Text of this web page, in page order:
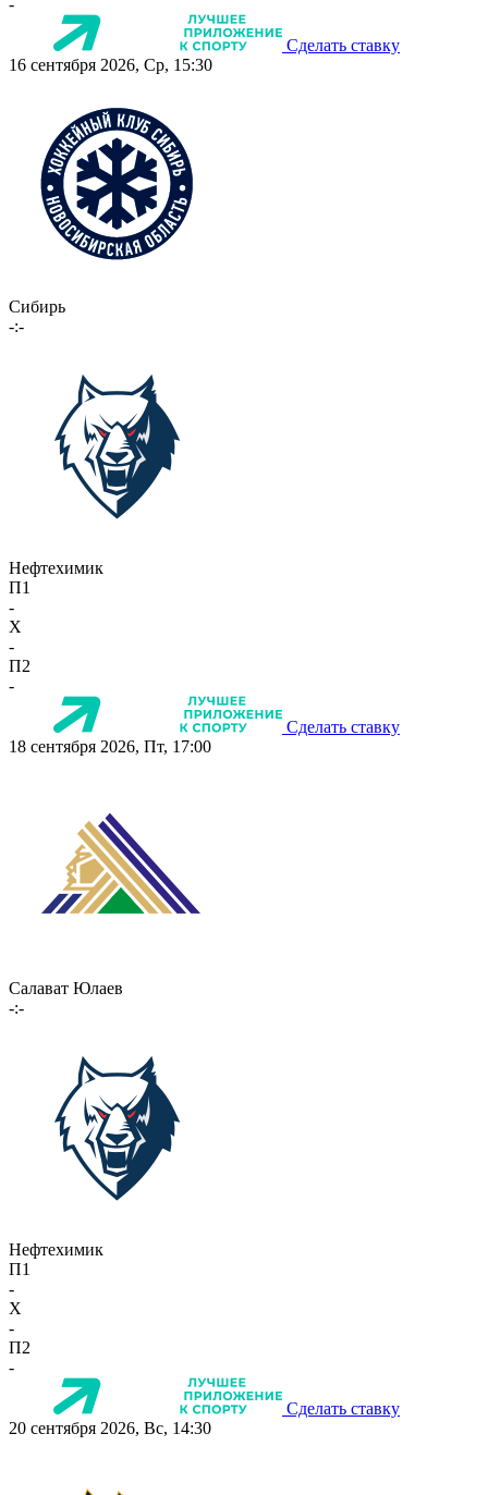
-
Сделать ставку
16 сентября 2026, Ср, 15:30
Сибирь
-:-
Нефтехимик
П1
-
X
-
П2
-
Сделать ставку
18 сентября 2026, Пт, 17:00
Салават Юлаев
-:-
Нефтехимик
П1
-
X
-
П2
-
Сделать ставку
20 сентября 2026, Вс, 14:30